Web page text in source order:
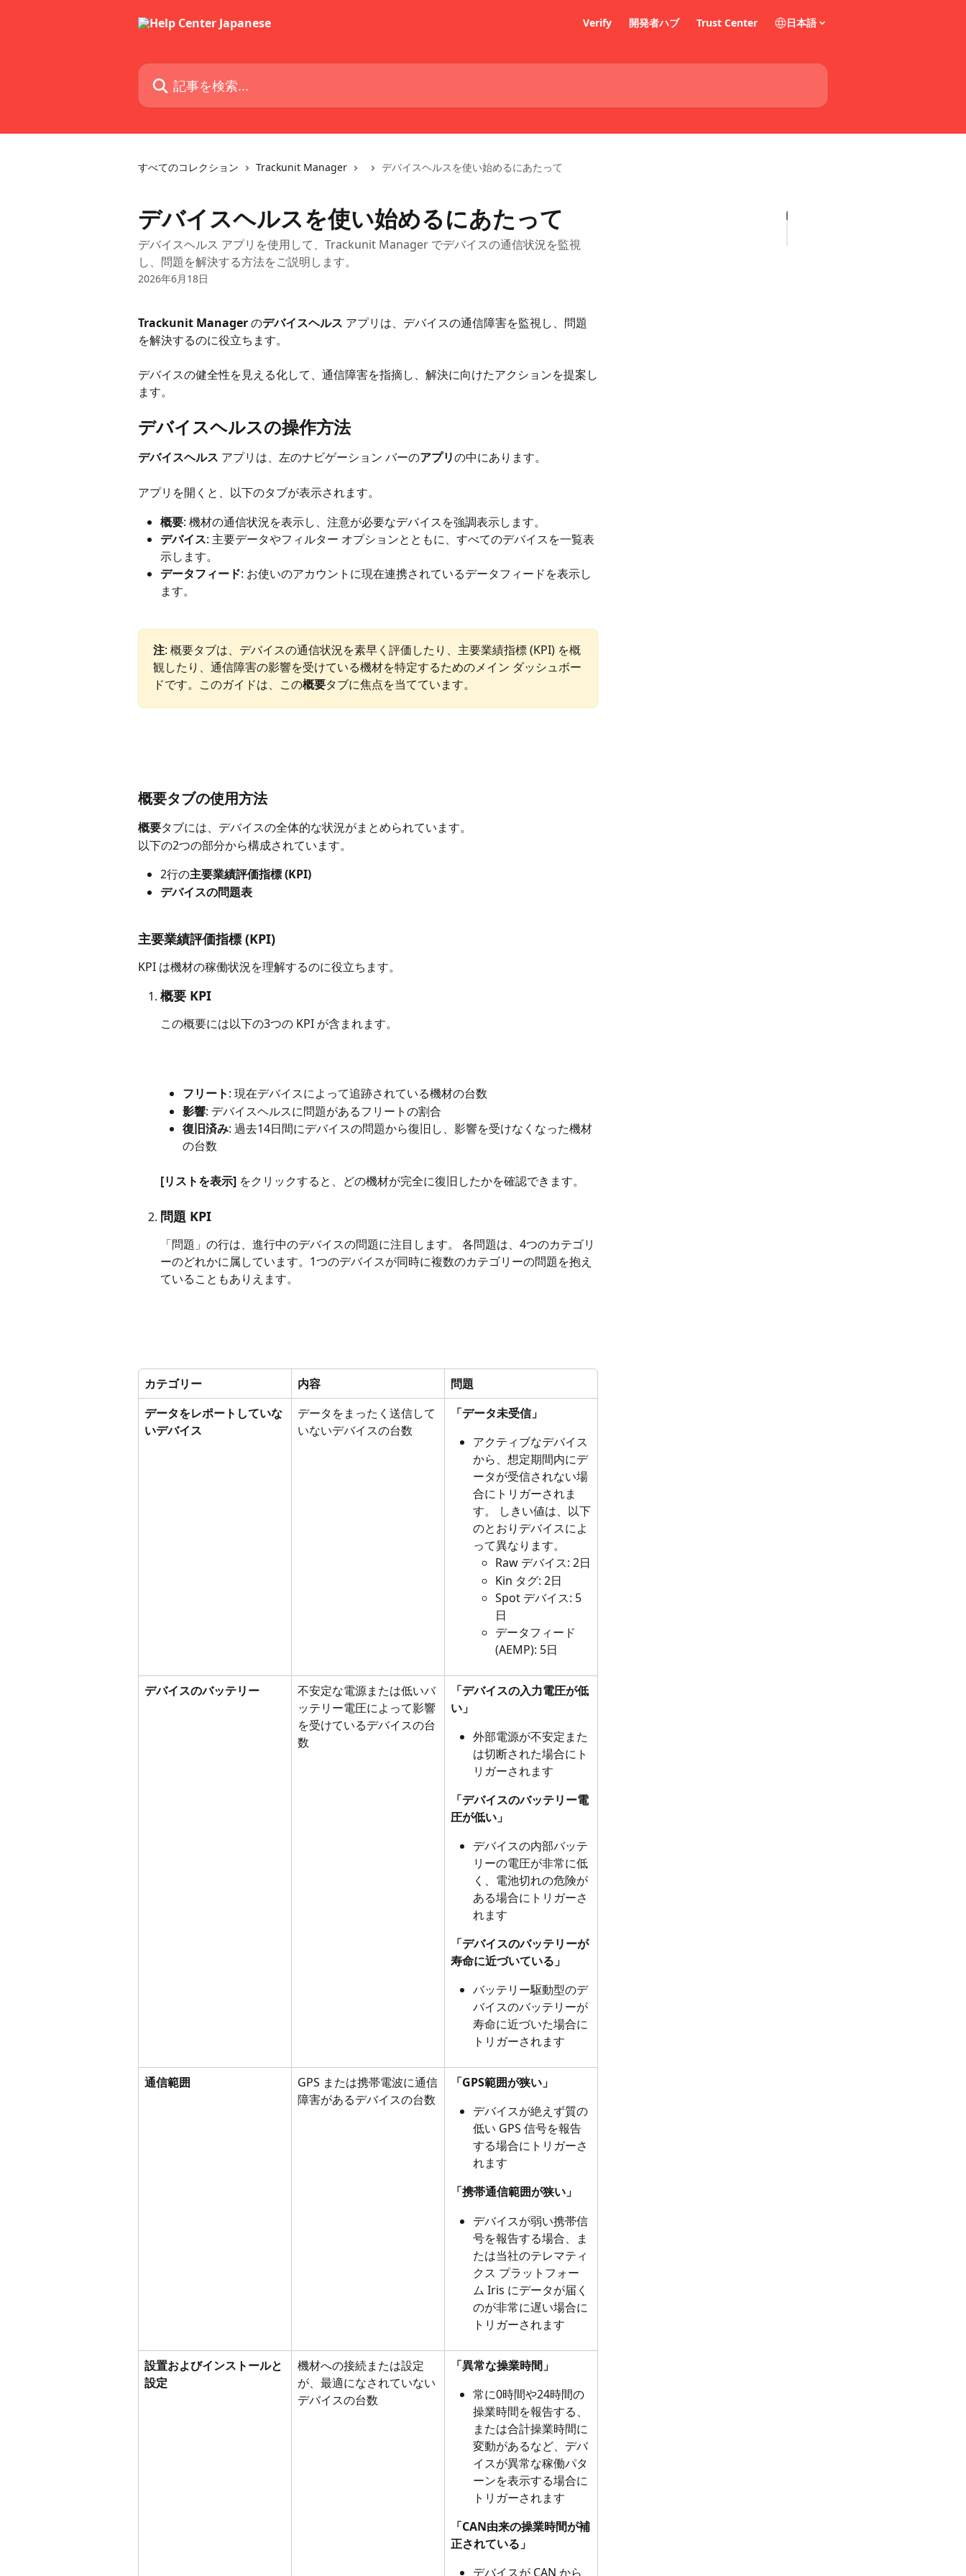
Verify 開発者ハブ Trust Center 日本語
記事を検索...
すべてのコレクション Trackunit Manager デバイスヘルスを使い始めるにあたって
デバイスヘルスを使い始めるにあたって
デバイスヘルス アプリを使用して、Trackunit Manager でデバイスの通信状況を監視
し、問題を解決する方法をご説明します。
2026年6月18日
Trackunit Manager のデバイスヘルス アプリは、デバイスの通信障害を監視し、問題
を解決するのに役立ちます。
デバイスの健全性を見える化して、通信障害を指摘し、解決に向けたアクションを提案し
ます。
デバイスヘルスの操作方法
デバイスヘルス アプリは、左のナビゲーション バーのアプリの中にあります。
アプリを開くと、以下のタブが表示されます。
概要: 機材の通信状況を表示し、注意が必要なデバイスを強調表示します。
デバイス: 主要データやフィルター オプションとともに、すべてのデバイスを一覧表
示します。
データフィード: お使いのアカウントに現在連携されているデータフィードを表示し
ます。
注: 概要タブは、デバイスの通信状況を素早く評価したり、主要業績指標 (KPI) を概
観したり、通信障害の影響を受けている機材を特定するためのメイン ダッシュボー
ドです。このガイドは、この概要タブに焦点を当てています。
概要タブの使用方法
概要タブには、デバイスの全体的な状況がまとめられています。
以下の2つの部分から構成されています。
2行の主要業績評価指標 (KPI)
デバイスの問題表
主要業績評価指標 (KPI)
KPI は機材の稼働状況を理解するのに役立ちます。
概要 KPI
この概要には以下の3つの KPI が含まれます。
フリート: 現在デバイスによって追跡されている機材の台数
影響: デバイスヘルスに問題があるフリートの割合
復旧済み: 過去14日間にデバイスの問題から復旧し、影響を受けなくなった機材
の台数
[リストを表示] をクリックすると、どの機材が完全に復旧したかを確認できます。
問題 KPI
「問題」の行は、進行中のデバイスの問題に注目します。 各問題は、4つのカテゴリ
ーのどれかに属しています。1つのデバイスが同時に複数のカテゴリーの問題を抱え
ていることもありえます。
カテゴリー 内容
問題
データをレポートしていな
いデバイス
データをまったく送信して
いないデバイスの台数
「データ未受信」
アクティブなデバイス
から、想定期間内にデ
ータが受信されない場
合にトリガーされま
す。 しきい値は、以下
のとおりデバイスによ
って異なります。
Raw デバイス: 2日
Kin タグ: 2日
Spot デバイス: 5
日
データフィード
(AEMP): 5日
デバイスのバッテリー
不安定な電源または低いバ
ッテリー電圧によって影響
を受けているデバイスの台
数
「デバイスの入力電圧が低
い」
外部電源が不安定また
は切断された場合にト
リガーされます
「デバイスのバッテリー電
圧が低い」
デバイスの内部バッテ
リーの電圧が非常に低
く、電池切れの危険が
ある場合にトリガーさ
れます
「デバイスのバッテリーが
寿命に近づいている」
バッテリー駆動型のデ
バイスのバッテリーが
寿命に近づいた場合に
トリガーされます
通信範囲
GPS または携帯電波に通信
障害があるデバイスの台数
「GPS範囲が狭い」
デバイスが絶えず質の
低い GPS 信号を報告
する場合にトリガーさ
れます
「携帯通信範囲が狭い」
デバイスが弱い携帯信
号を報告する場合、ま
たは当社のテレマティ
クス プラットフォー
ム Iris にデータが届く
のが非常に遅い場合に
トリガーされます
設置およびインストールと
設定
機材への接続または設定
が、最適になされていない
デバイスの台数
「異常な操業時間」
常に0時間や24時間の
操業時間を報告する、
または合計操業時間に
変動があるなど、デバ
イスが異常な稼働パタ
ーンを表示する場合に
トリガーされます
「CAN由来の操業時間が補
正されている」
デバイスが CAN から